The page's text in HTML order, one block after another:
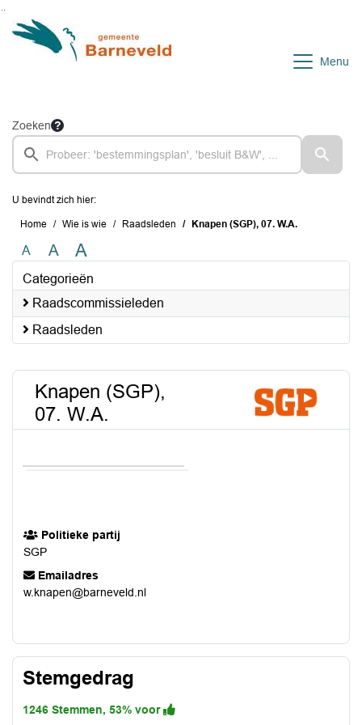
Ga naar de inhoud van deze pagina
Ga naar het zoeken
Ga naar het menu
Menu
Zoeken
U bevindt zich hier:
Home Wie is wie Raadsleden Knapen (SGP), 07. W.A.
A A A
Categorieën
Raadscommissieleden
Raadsleden
Knapen (SGP),
07. W.A.
Politieke partij
SGP
Emailadres
w.knapen@barneveld.nl
Stemgedrag
1246 Stemmen, 53% voor